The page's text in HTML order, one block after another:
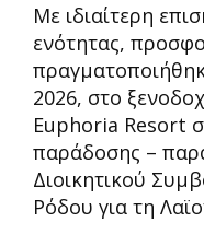
Με ιδιαίτερη
ενότητας,
2026, στο
Euphoria Resort
παράδοσης –
Διοικητικού
Ρόδου για τη